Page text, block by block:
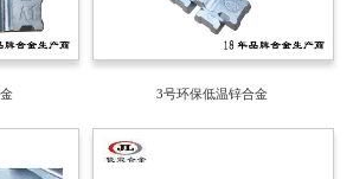
3号环保低温锌合金